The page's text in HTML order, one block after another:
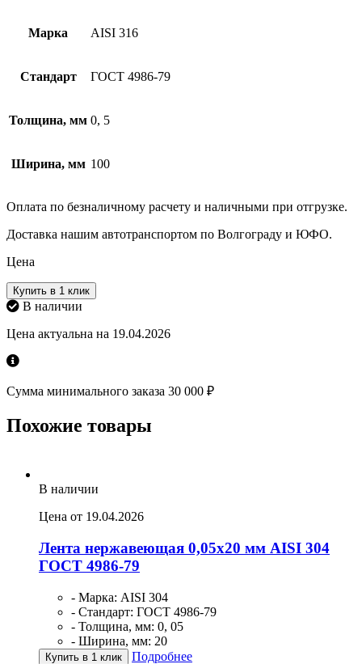
Марка AISI 316
Стандарт ГОСТ 4986-79
Толщина, мм 0, 5
Ширина, мм 100
Оплата по безналичному расчету и наличными при отгрузке.
Доставка нашим автотранспортом по Волгограду и ЮФО.
Цена
Купить в 1 клик
В наличии
Цена актуальна на 19.04.2026
Сумма минимального заказа 30 000 ₽
Похожие товары
В наличии
Цена от 19.04.2026
Лента нержавеющая 0,05х20 мм AISI 304
ГОСТ 4986-79
- Марка: AISI 304
- Стандарт: ГОСТ 4986-79
- Толщина, мм: 0, 05
- Ширина, мм: 20
Купить в 1 клик Подробнее